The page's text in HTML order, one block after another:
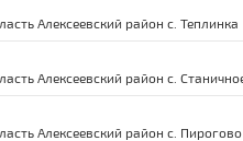
Алексеевский район с. Теплинка
Алексеевский район с.
Алексеевский район с. Пирогово